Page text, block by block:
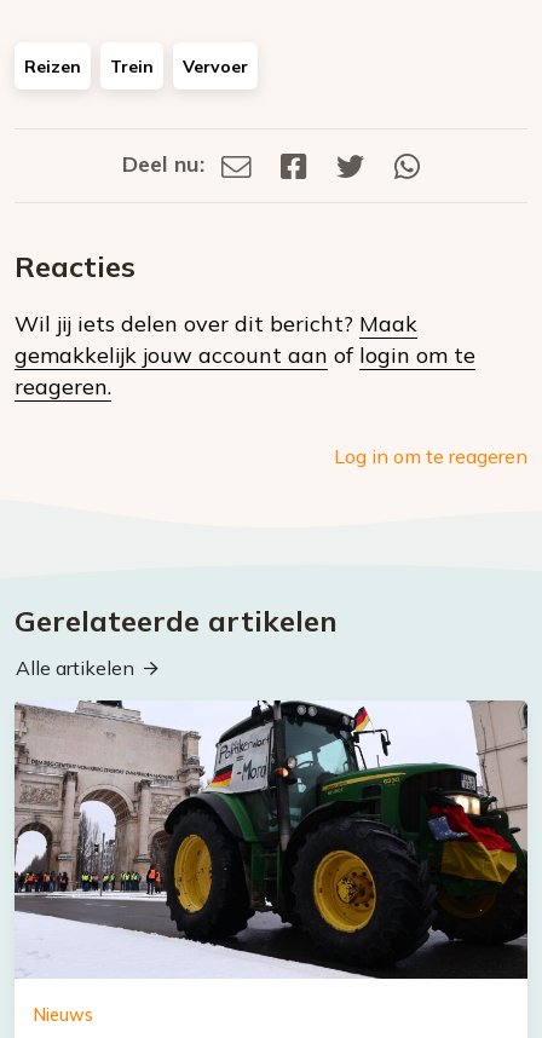
Reizen Trein Vervoer
Deel
social
Deel nu:
Deel
Deel
Deel
Reacties
Wil jij iets delen over dit bericht? Maak
gemakkelijk jouw account aan of login om te
reageren.
Log in om te reageren
Gerelateerde artikelen
Alle artikelen
Nieuws